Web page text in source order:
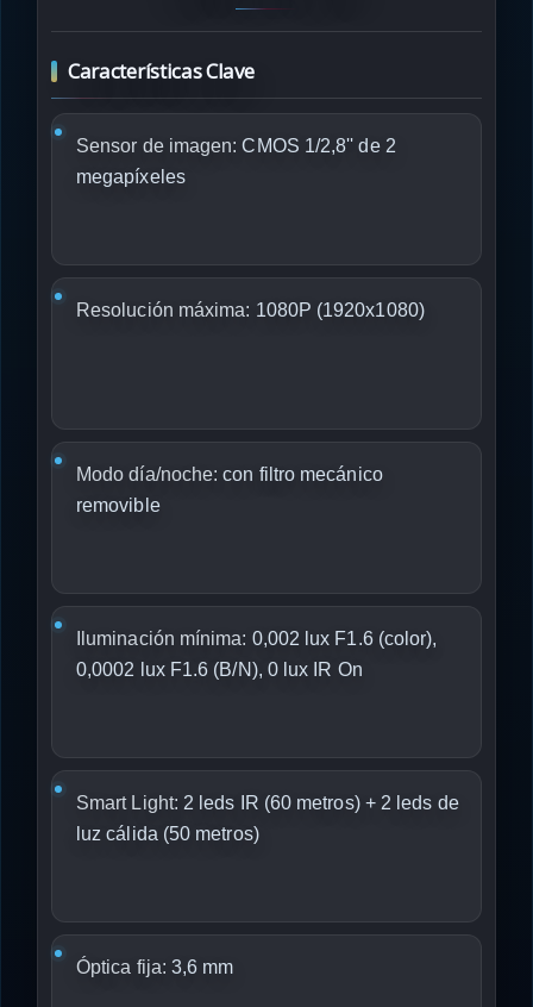
Características Clave
Sensor de imagen: CMOS 1/2,8'' de 2
megapíxeles
Resolución máxima: 1080P (1920x1080)
Modo día/noche: con filtro mecánico
removible
Iluminación mínima: 0,002 lux F1.6 (color),
0,0002 lux F1.6 (B/N), 0 lux IR On
Smart Light: 2 leds IR (60 metros) + 2 leds de
luz cálida (50 metros)
Óptica fija: 3,6 mm